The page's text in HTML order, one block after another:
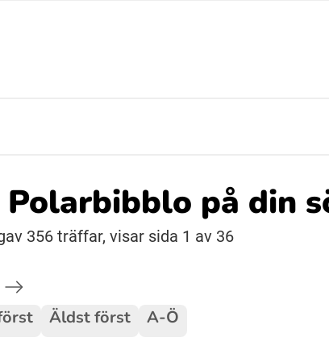
Resanderomani (Romska) på din
356 träffar, visar sida 1 av 36
Äldst först A-Ö